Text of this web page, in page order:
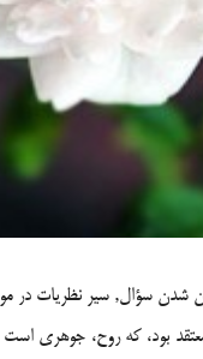
شدن سؤال, سير نظريات در
بود، كه روح، جوهري